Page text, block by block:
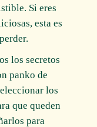
Si eres
esta es
los secretos
panko de
los
que queden
para